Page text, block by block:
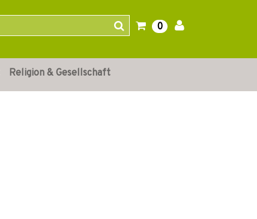
0
Religion & Gesellschaft